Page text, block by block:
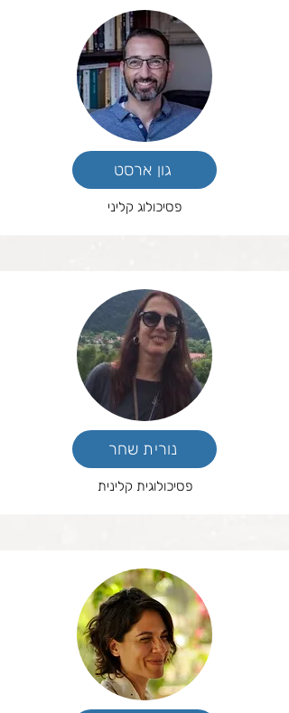
גון ארסט
פסיכולוג קליני
נורית שחר
פסיכולוגית קלינית